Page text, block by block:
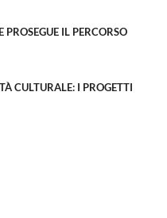
IL PERCORSO
CULTURALE: I PROGETTI